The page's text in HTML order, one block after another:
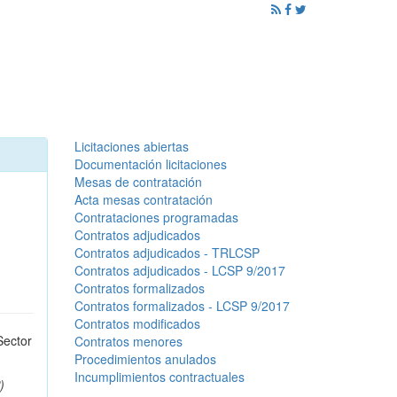
Licitaciones abiertas
Documentación licitaciones
Mesas de contratación
Acta mesas contratación
Contrataciones programadas
Contratos adjudicados
Contratos adjudicados - TRLCSP
Contratos adjudicados - LCSP 9/2017
Contratos formalizados
Contratos formalizados - LCSP 9/2017
Contratos modificados
Contratos menores
Procedimientos anulados
Incumplimientos contractuales